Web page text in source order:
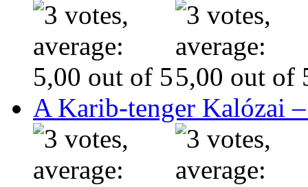
A Karib-tenger Kalózai